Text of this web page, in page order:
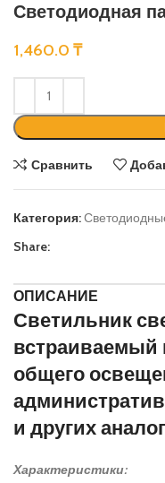
Светодиодная
1,460.0 ₸
Сравнить
Категория:
Share:
ОПИСАНИЕ
Светильник
встраиваемый
общего
и других
Характеристики: